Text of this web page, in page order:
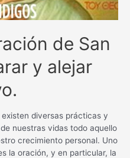
de San
y alejar
diversas prácticas y
nuestras vidas todo aquello
crecimiento personal. Uno
la oración, y en particular, la